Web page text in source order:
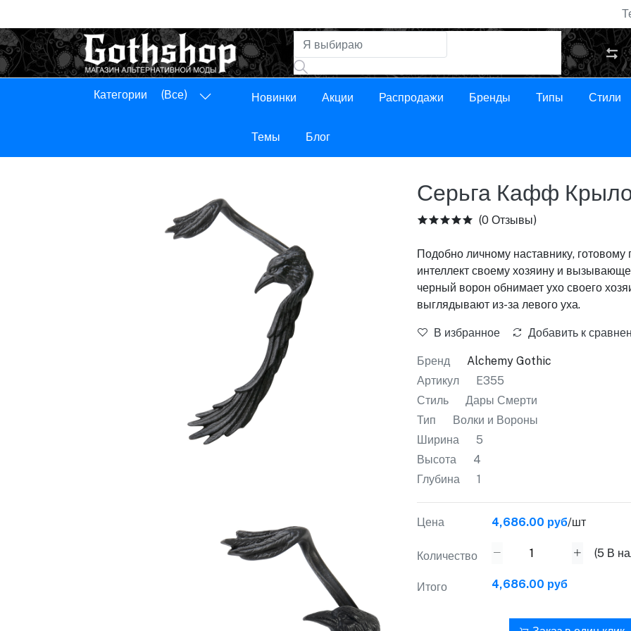
Панель управления
Категории (Все) Новинки Акции Распродажи Бренды Типы Стили
Темы Блог
Серьга Кафф
(0 Отзывы)
Подобно личному наставнику,
интеллект своему хозяину и
черный ворон обнимает ухо своего
выглядывают из-за левого уха.
В избранное Добавить к
Бренд
Alchemy Gothic
Артикул
E355
Стиль
Дары Смерти
Тип
Волки и Вороны
Ширина
5
Высота
4
Глубина
1
Цена 4,686.00 руб/шт
Количество (5 В
Итого 4,686.00 руб